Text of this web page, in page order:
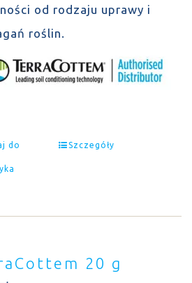
od rodzaju uprawy i
roślin.
do Szczegóły
20 g